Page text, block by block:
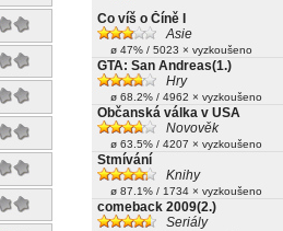
Co víš o Číně I
Asie
ø 47% / 5023 × vyzkoušeno
GTA: San Andreas(1.)
Hry
ø 68.2% / 4962 × vyzkoušeno
Občanská válka v USA
Novověk
ø 63.5% / 4207 × vyzkoušeno
Stmívání
Knihy
ø 87.1% / 1734 × vyzkoušeno
comeback 2009(2.)
Seriály